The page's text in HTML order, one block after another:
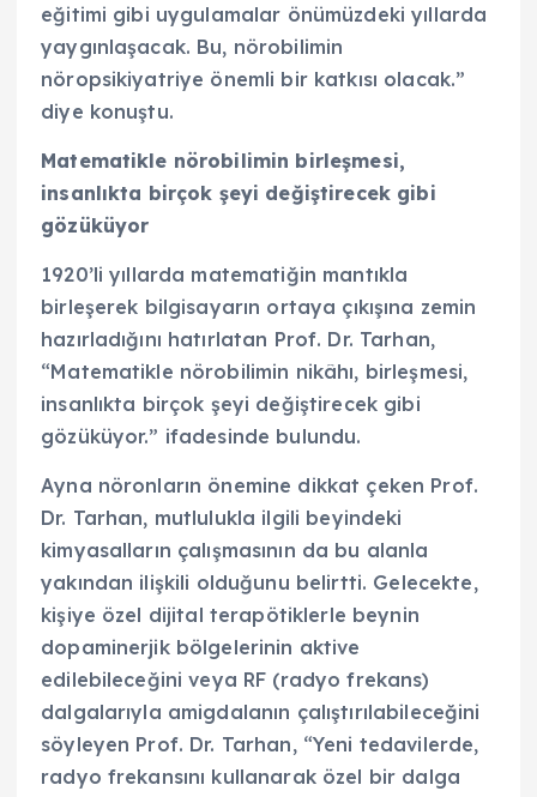
eğitimi gibi uygulamalar önümüzdeki yıllarda
yaygınlaşacak. Bu, nörobilimin
nöropsikiyatriye önemli bir katkısı olacak.”
diye konuştu.
Matematikle nörobilimin birleşmesi,
insanlıkta birçok şeyi değiştirecek gibi
gözüküyor
1920’li yıllarda matematiğin mantıkla
birleşerek bilgisayarın ortaya çıkışına zemin
hazırladığını hatırlatan Prof. Dr. Tarhan,
“Matematikle nörobilimin nikâhı, birleşmesi,
insanlıkta birçok şeyi değiştirecek gibi
gözüküyor.” ifadesinde bulundu.
Ayna nöronların önemine dikkat çeken Prof.
Dr. Tarhan, mutlulukla ilgili beyindeki
kimyasalların çalışmasının da bu alanla
yakından ilişkili olduğunu belirtti. Gelecekte,
kişiye özel dijital terapötiklerle beynin
dopaminerjik bölgelerinin aktive
edilebileceğini veya RF (radyo frekans)
dalgalarıyla amigdalanın çalıştırılabileceğini
söyleyen Prof. Dr. Tarhan, “Yeni tedavilerde,
radyo frekansını kullanarak özel bir dalga